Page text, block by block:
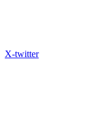
X-twitter